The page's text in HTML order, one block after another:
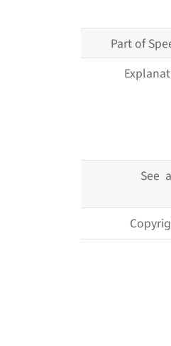
Part of
See